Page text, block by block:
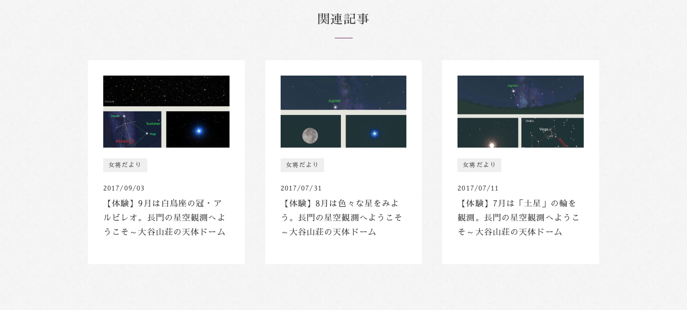
関連記事
女将だより
2017/09/03
【体験】9月は白鳥座の冠・ア
ルビレオ。長門の星空観測へよ
うこそ～大谷山荘の天体ドーム
女将だより
2017/07/31
【体験】8月は色々な星をみよ
う。長門の星空観測へようこそ
～大谷山荘の天体ドーム
女将だより
2017/07/11
【体験】7月は「土星」の輪を
観測。長門の星空観測へようこ
そ～大谷山荘の天体ドーム